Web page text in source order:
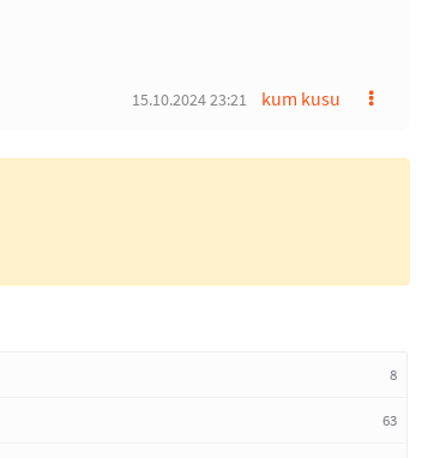
kum kusu
15.10.2024 23:21
8
63